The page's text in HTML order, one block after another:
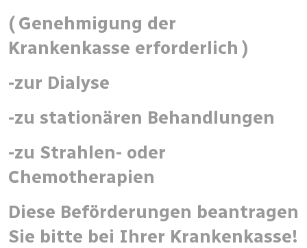
( Genehmigung der
Krankenkasse erforderlich )
-zur Dialyse
-zu stationären Behandlungen
-zu Strahlen- oder
Chemotherapien
Diese Beförderungen beantragen
Sie bitte bei Ihrer Krankenkasse!